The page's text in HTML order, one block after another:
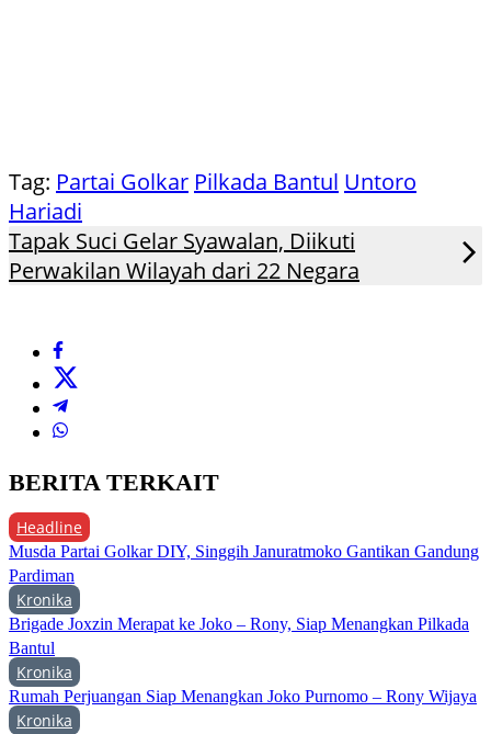
Tag: Partai Golkar Pilkada Bantul Untoro
Hariadi
Tapak Suci Gelar Syawalan, Diikuti
Perwakilan Wilayah dari 22 Negara
BERITA TERKAIT
Headline
Musda Partai Golkar DIY, Singgih Januratmoko Gantikan Gandung
Pardiman
Kronika
Brigade Joxzin Merapat ke Joko – Rony, Siap Menangkan Pilkada
Bantul
Kronika
Rumah Perjuangan Siap Menangkan Joko Purnomo – Rony Wijaya
Kronika